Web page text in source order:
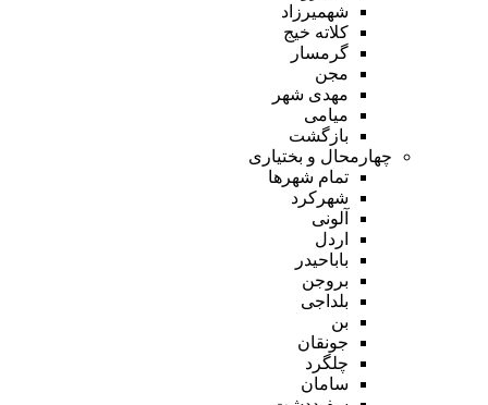
شهمیرزاد
کلاته خیج
گرمسار
مجن
مهدی شهر
میامی
بازگشت
چهارمحال و بختیاری
تمام شهر‌ها
شهرکرد
آلونی
اردل
باباحیدر
بروجن
بلداجی
بن
جونقان
چلگرد
سامان